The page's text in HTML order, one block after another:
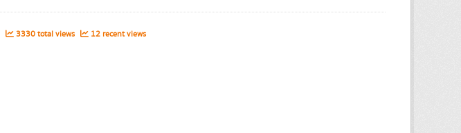
3330 total views 12 recent views